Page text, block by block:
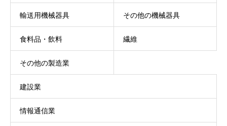
輸送用機械器具 その他の機械器具
食料品・飲料 繊維
その他の製造業
建設業
情報通信業